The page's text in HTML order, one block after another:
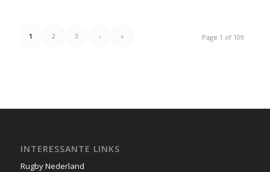
Page 1 of 109
1 2 3 › »
INTERESSANTE LINKS
Rugby Nederland